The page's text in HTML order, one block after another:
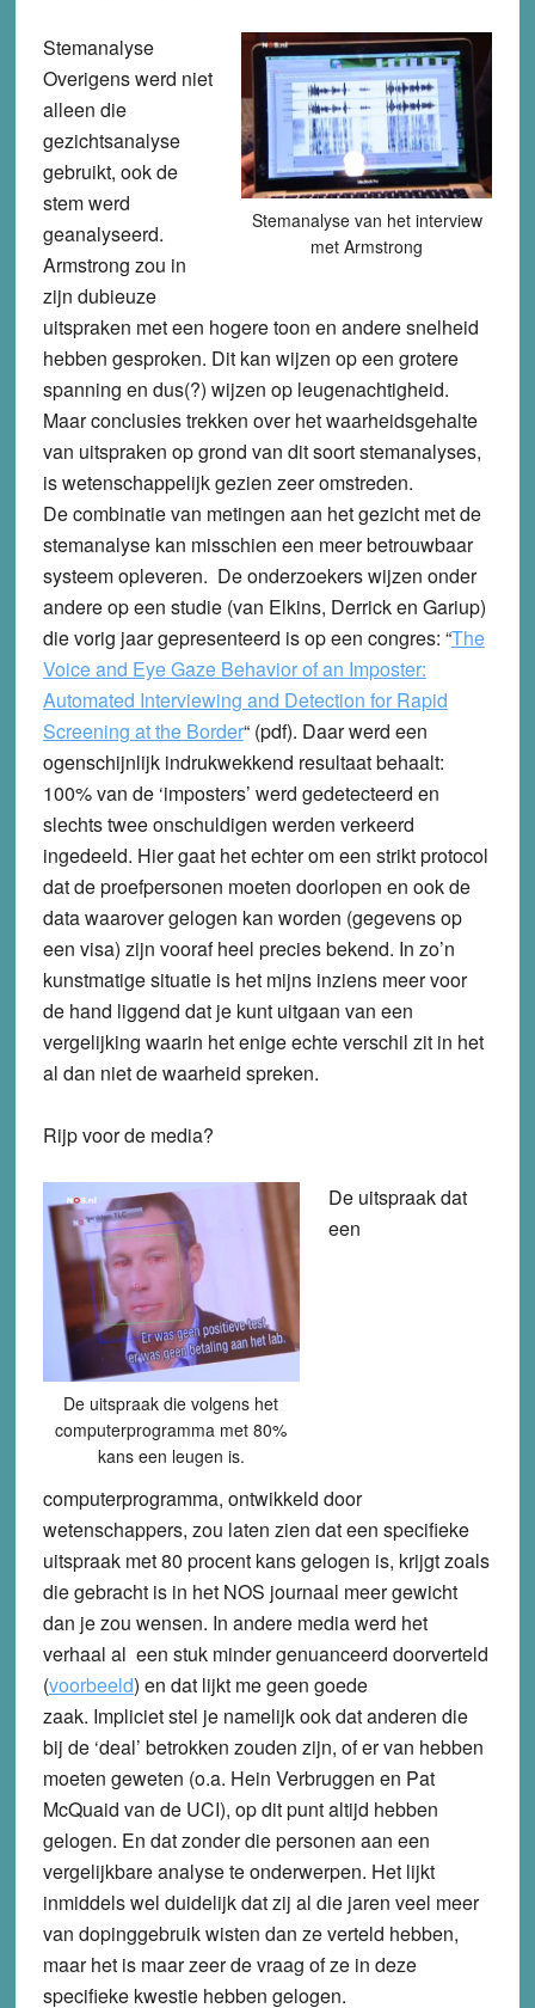
Stemanalyse van het interview
met Armstrong
Stemanalyse
Overigens werd niet
alleen die
gezichtsanalyse
gebruikt, ook de
stem werd
geanalyseerd.
Armstrong zou in
zijn dubieuze
uitspraken met een hogere toon en andere snelheid
hebben gesproken. Dit kan wijzen op een grotere
spanning en dus(?) wijzen op leugenachtigheid.
Maar conclusies trekken over het waarheidsgehalte
van uitspraken op grond van dit soort stemanalyses,
is wetenschappelijk gezien zeer omstreden.
De combinatie van metingen aan het gezicht met de
stemanalyse kan misschien een meer betrouwbaar
systeem opleveren. De onderzoekers wijzen onder
andere op een studie (van Elkins, Derrick en Gariup)
die vorig jaar gepresenteerd is op een congres: “The
Voice and Eye Gaze Behavior of an Imposter:
Automated Interviewing and Detection for Rapid
Screening at the Border“(pdf). Daar werd een
ogenschijnlijk indrukwekkend resultaat behaalt:
100% van de ‘imposters’ werd gedetecteerd en
slechts twee onschuldigen werden verkeerd
ingedeeld. Hier gaat het echter om een strikt protocol
dat de proefpersonen moeten doorlopen en ook de
data waarover gelogen kan worden (gegevens op
een visa) zijn vooraf heel precies bekend. In zo’n
kunstmatige situatie is het mijns inziens meer voor
de hand liggend dat je kunt uitgaan van een
vergelijking waarin het enige echte verschil zit in het
al dan niet de waarheid spreken.
Rijp voor de media?
De uitspraak die volgens het
computerprogramma met 80%
kans een leugen is.
De uitspraak dat
een
computerprogramma, ontwikkeld door
wetenschappers, zou laten zien dat een specifieke
uitspraak met 80 procent kans gelogen is, krijgt zoals
die gebracht is in het NOS journaal meer gewicht
dan je zou wensen. In andere media werd het
verhaal al een stuk minder genuanceerd doorverteld
(voorbeeld) en dat lijkt me geen goede
zaak. Impliciet stel je namelijk ook dat anderen die
bij de ‘deal’ betrokken zouden zijn, of er van hebben
moeten geweten (o.a. Hein Verbruggen en Pat
McQuaid van de UCI), op dit punt altijd hebben
gelogen. En dat zonder die personen aan een
vergelijkbare analyse te onderwerpen. Het lijkt
inmiddels wel duidelijk dat zij al die jaren veel meer
van dopinggebruik wisten dan ze verteld hebben,
maar het is maar zeer de vraag of ze in deze
specifieke kwestie hebben gelogen.